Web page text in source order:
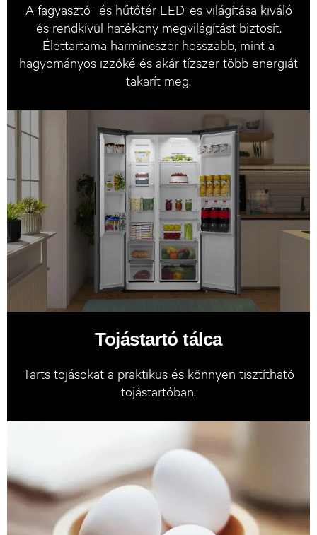
A fagyasztó- és hűtőtér LED-es világítása kiváló
és rendkívül hatékony megvilágítást biztosít.
Élettartama harmincszor hosszabb, mint a
hagyományos izzóké és akár tízszer több energiát
takarít meg.
Tojástartó tálca
Tarts tojásokat a praktikus és könnyen tisztítható
tojástartóban.